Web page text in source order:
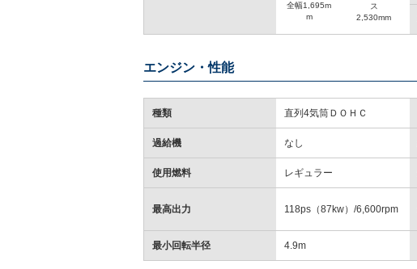
全幅1,695m
m
ス
2,530mm
エンジン・性能
種類 直列4気筒ＤＯＨＣ
過給機 なし
使用燃料 レギュラー
最高出力 118ps（87kw）/6,600rpm
最小回転半径 4.9m